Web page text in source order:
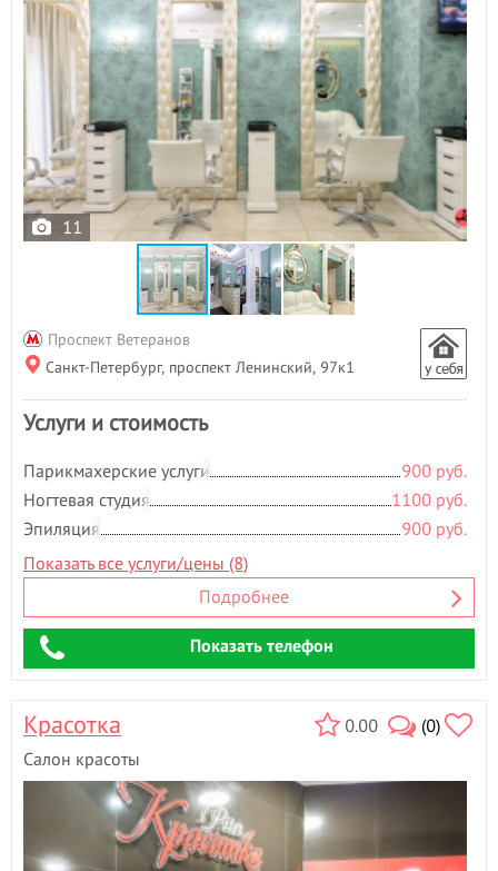
11
Проспект Ветеранов
Санкт-Петербург, проспект Ленинский, 97к1
Услуги и стоимость
Парикмахерские услуги
900 руб.
Ногтевая студия
1100 руб.
Эпиляция
900 руб.
Показать все услуги/цены (8)
Подробнее
Показать телефон
0.00 (0)
Красотка
Салон красоты